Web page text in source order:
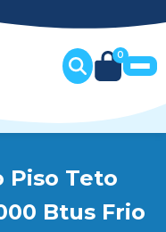
0
Piso Teto
Btus Frio